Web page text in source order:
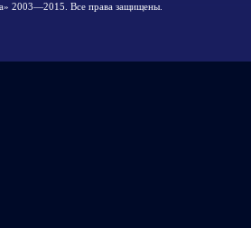
2003—2015. Все права защищены.